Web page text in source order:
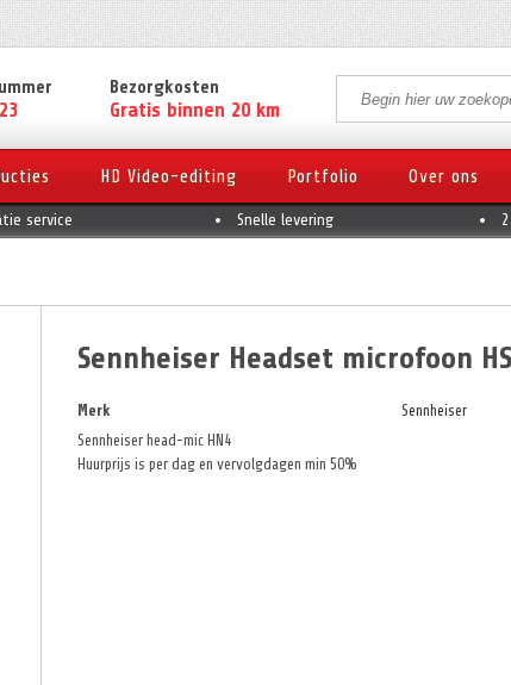
Bezorgkosten
Gratis binnen 20 km
HD Video-editing Portfolio Over ons
service Snelle levering
Sennheiser Headset microfoon
Merk
Sennheiser
Sennheiser head-mic HN4
Huurprijs is per dag en vervolgdagen min 50%